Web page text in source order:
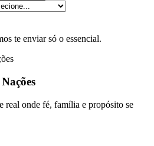
te enviar só o essencial.
real onde fé, família e propósito se